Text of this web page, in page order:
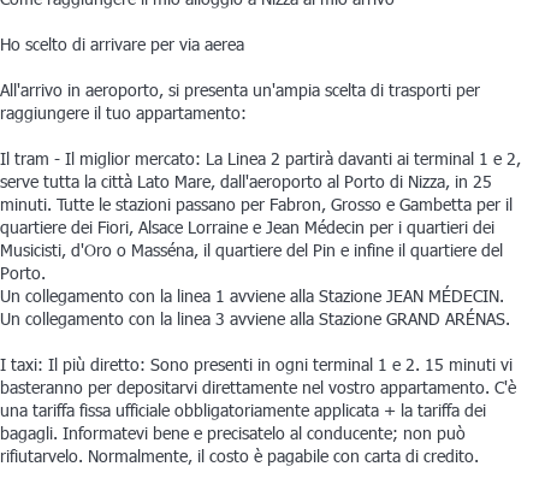
Ho scelto di arrivare per via aerea
All'arrivo in aeroporto, si presenta un'ampia scelta di trasporti per
raggiungere il tuo appartamento:
Il tram - Il miglior mercato: La Linea 2 partirà davanti ai terminal 1 e 2,
serve tutta la città Lato Mare, dall'aeroporto al Porto di Nizza, in 25
minuti. Tutte le stazioni passano per Fabron, Grosso e Gambetta per il
quartiere dei Fiori, Alsace Lorraine e Jean Médecin per i quartieri dei
Musicisti, d'Oro o Masséna, il quartiere del Pin e infine il quartiere del
Porto.
Un collegamento con la linea 1 avviene alla Stazione JEAN MÉDECIN.
Un collegamento con la linea 3 avviene alla Stazione GRAND ARÉNAS.
I taxi: Il più diretto: Sono presenti in ogni terminal 1 e 2. 15 minuti vi
basteranno per depositarvi direttamente nel vostro appartamento. C'è
una tariffa fissa ufficiale obbligatoriamente applicata + la tariffa dei
bagagli. Informatevi bene e precisatelo al conducente; non può
rifiutarvelo. Normalmente, il costo è pagabile con carta di credito.